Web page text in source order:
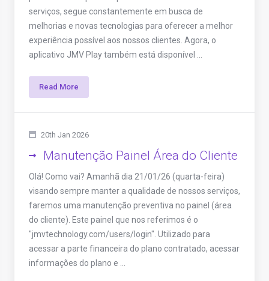
serviços, segue constantemente em busca de
melhorias e novas tecnologias para oferecer a melhor
experiência possível aos nossos clientes. Agora, o
aplicativo JMV Play também está disponível ...
Read More
20th Jan 2026
Manutenção Painel Área do Cliente
Olá! Como vai? Amanhã dia 21/01/26 (quarta-feira)
visando sempre manter a qualidade de nossos serviços,
faremos uma manutenção preventiva no painel (área
do cliente). Este painel que nos referimos é o
"jmvtechnology.com/users/login". Utilizado para
acessar a parte financeira do plano contratado, acessar
informações do plano e ...